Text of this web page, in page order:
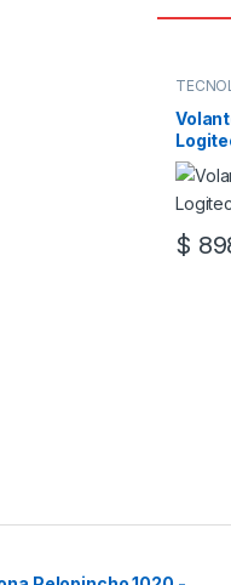
Force
$